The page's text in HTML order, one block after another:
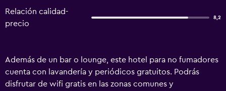
Relación calidad-
precio
8,2
Además de un bar o lounge, este hotel para no fumadores
cuenta con lavandería y periódicos gratuitos. Podrás
disfrutar de wifi gratis en las zonas comunes y